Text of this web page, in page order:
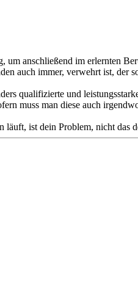
anschließend im erlernten
auch immer, verwehrt ist, der
qualifizierte und
muss man diese auch
ist dein Problem, nicht das